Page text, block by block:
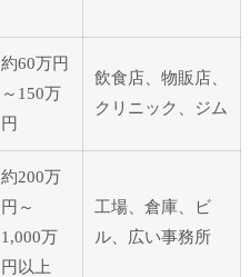
約60万円
～150万
円
飲食店、物販店、
クリニック、ジム
約200万
円～
1,000万
円以上
工場、倉庫、ビ
ル、広い事務所